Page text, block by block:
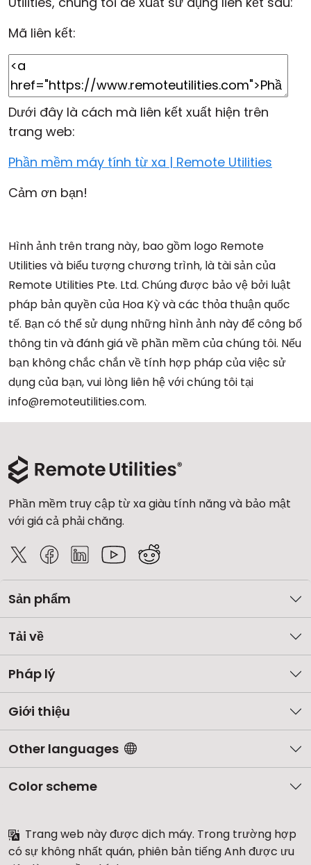
Mã liên kết:
Dưới đây là cách mà liên kết xuất hiện trên
trang web:
Phần mềm máy tính từ xa | Remote Utilities
Cảm ơn bạn!
Hình ảnh trên trang này, bao gồm logo Remote
Utilities và biểu tượng chương trình, là tài sản của
Remote Utilities Pte. Ltd. Chúng được bảo vệ bởi luật
pháp bản quyền của Hoa Kỳ và các thỏa thuận quốc
tế. Bạn có thể sử dụng những hình ảnh này để công bố
thông tin và đánh giá về phần mềm của chúng tôi. Nếu
bạn không chắc chắn về tính hợp pháp của việc sử
dụng của bạn, vui lòng liên hệ với chúng tôi tại
info@remoteutilities.com.
Phần mềm truy cập từ xa giàu tính năng và bảo mật
với giá cả phải chăng.
Sản phẩm
Tải về
Pháp lý
Giới thiệu
Other languages
Color scheme
Trang web này được dịch máy. Trong trường hợp
có sự không nhất quán, phiên bản tiếng Anh được ưu